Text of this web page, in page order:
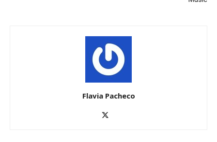
Flavia Pacheco